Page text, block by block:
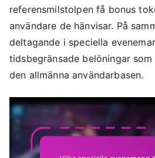
referensmilstolpen få bonus
användare de hänvisar. På
deltagande i speciella
tidsbegränsade belöningar
den allmänna användarbasen.